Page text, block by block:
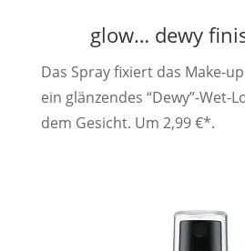
glow… dewy
Das Spray fixiert das Make-
ein glänzendes “Dewy”-Wet-
dem Gesicht. Um 2,99 €*.